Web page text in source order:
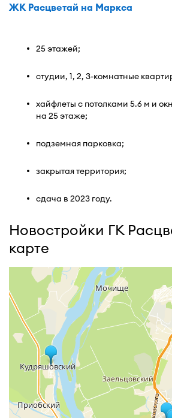
ЖК Расцветай на Маркса
25 этажей;
студии, 1, 2, 3-комнатные
хайфлеты с потолками 5.6 м и
на 25 этаже;
подземная парковка;
закрытая территория;
сдача в 2023 году.
Новостройки ГК
карте